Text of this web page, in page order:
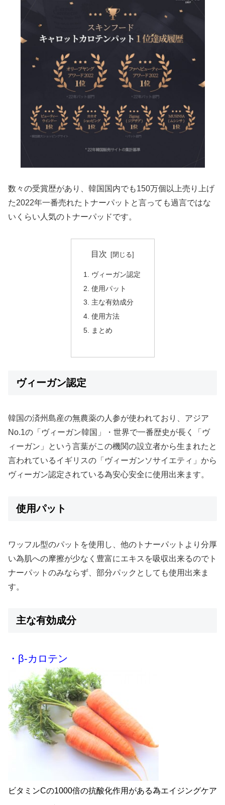
数々の受賞歴があり、韓国国内でも150万個以上売り上げ
た2022年一番売れたトナーパットと言っても過言ではな
いくらい人気のトナーパッドです。
目次
ヴィーガン認定
使用パット
主な有効成分
使用方法
まとめ
ヴィーガン認定
韓国の済州島産の無農薬の人参が使われており、アジア
No.1の「ヴィーガン韓国」・世界で一番歴史が長く「ヴ
ィーガン」という言葉がこの機関の設立者から生まれたと
言われているイギリスの「ヴィーガンソサイエティ」から
ヴィーガン認定されている為安心安全に使用出来ます。
使用パット
ワッフル型のパットを使用し、他のトナーパットより分厚
い為肌への摩擦が少なく豊富にエキスを吸収出来るのでト
ナーパットのみならず、部分パックとしても使用出来ま
す。
主な有効成分
・β-カロテン
ビタミンCの1000倍の抗酸化作用がある為エイジングケア